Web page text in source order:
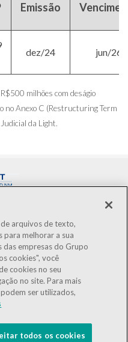
Emissão
dez/24 jun/26
milhões com deságio
no Anexo C (Restructuring Term
da Light.
-1,61%
-0,84%
0,00%
arquivos de texto,
para melhorar a sua
das empresas do Grupo
cookies", você
cookies no seu
no site. Para mais
ser utilizados,
todos os cookies